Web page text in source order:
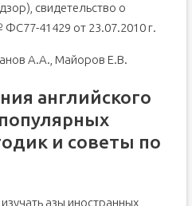
свидетельство о
41429 от 23.07.2010 г.
А.А., Майоров Е.В.
английского
и советы по
азы иностранных